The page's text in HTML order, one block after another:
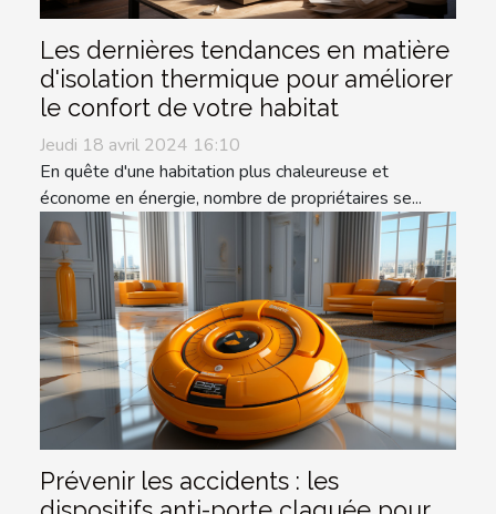
Les dernières tendances en matière
d'isolation thermique pour améliorer
le confort de votre habitat
Jeudi 18 avril 2024 16:10
En quête d'une habitation plus chaleureuse et
économe en énergie, nombre de propriétaires se...
Prévenir les accidents : les